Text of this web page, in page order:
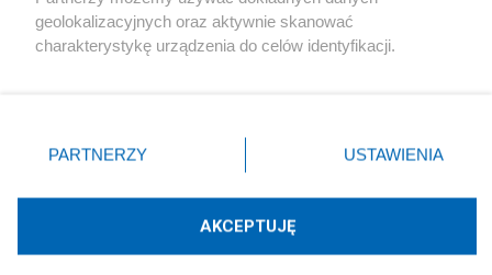
Technologię dostarcza:W3media.pl
geolokalizacyjnych oraz aktywnie skanować
charakterystykę urządzenia do celów identyfikacji.
zmienić/wycofać klikając przycisk ustawień prywatności
znajdujący się w lewym dolnym rogu strony
rodzaje przetwarzania danych nie wymagają zgody
użytkownika, ale masz prawo sprzeciwić się takiemu
przetwarzaniu. Preferencje będą miały zastosowania tylko
PARTNERZY USTAWIENIA
AKCEPTUJĘ